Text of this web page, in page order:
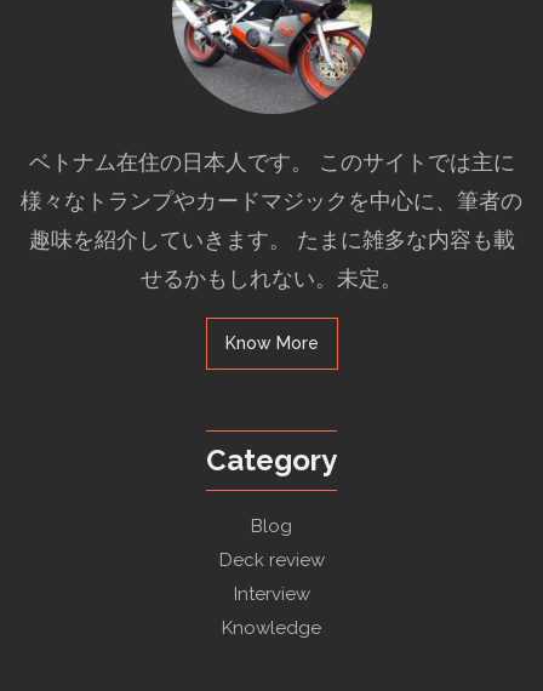
ベトナム在住の日本人です。 このサイトでは主に
様々なトランプやカードマジックを中心に、筆者の
趣味を紹介していきます。 たまに雑多な内容も載
せるかもしれない。未定。
Know More
Category
Blog
Deck review
Interview
Knowledge